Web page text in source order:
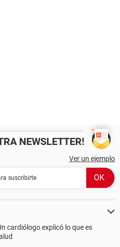
NEWSLETTER!
Ver un ejemplo
cardiólogo explicó lo que es